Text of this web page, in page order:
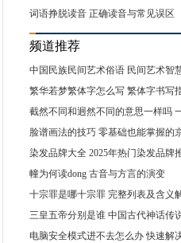
词语挣脱读音 正确读音与常见误区
频道推荐
中国民族民间艺术俗语 民间艺术智
繁华若梦繁体字怎么写 繁体字书写
截然不同和迥然不同的意思一样吗
脸谱画法的技巧 零基础也能掌握的
染发品牌大全 2025年热门染发品牌
幢为何读dong 古音与方言的演变
十宗罪是哪十宗罪 完整列表及含义
三皇五帝分别是谁 中国古代神话传
电脑安全模式进不去怎么办 快速解